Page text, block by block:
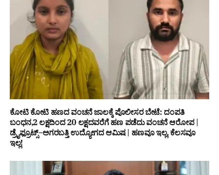
ಕೋಟಿ ಕೋಟಿ ಹಣದ ವಂಚನೆ ಜಾಲಕ್ಕೆ ಪೊಲೀಸರ ಬೇಟೆ: ದಂಪತಿ
ಬಂಧನ,₹2 ಲಕ್ಷದಿಂದ ₹20 ಲಕ್ಷದವರೆಗೆ ಹಣ ಪಡೆದು ವಂಚನೆ ಆರೋಪ |
ಡ್ರೈಫ್ರೂಟ್ಸ್–ಅಗರಬತ್ತಿ ಉದ್ಯೋಗದ ಆಮಿಷ | ಹಣವೂ ಇಲ್ಲ, ಕೆಲಸವೂ
ಇಲ್ಲ!